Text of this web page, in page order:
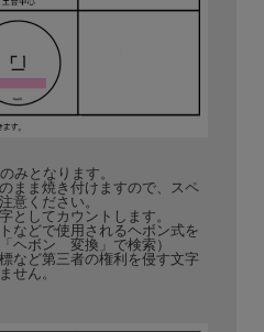
みとなります。
まま焼き付けますので、スペ
意ください。
としてカウントします。
などで使用されるヘボン式を
ヘボン 変換」で検索）
など第三者の権利を侵す文字
せん。